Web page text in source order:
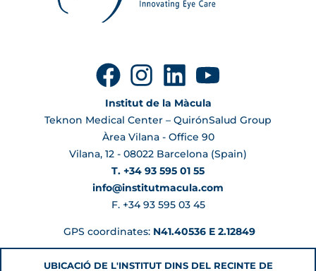
Institut de la Màcula
Teknon Medical Center – QuirónSalud Group
Àrea Vilana - Office 90
Vilana, 12 - 08022 Barcelona (Spain)
T. +34 93 595 01 55
info@institutmacula.com
F. +34 93 595 03 45
GPS coordinates: N41.40536 E 2.12849
UBICACIÓ DE L'INSTITUT DINS DEL RECINTE DE